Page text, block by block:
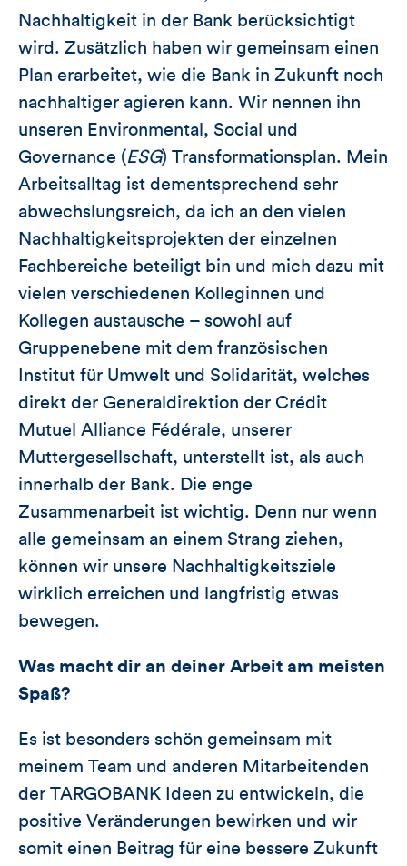
Nachhaltigkeit in der Bank berücksichtigt
wird. Zusätzlich haben wir gemeinsam einen
Plan erarbeitet, wie die Bank in Zukunft noch
nachhaltiger agieren kann. Wir nennen ihn
unseren Environmental, Social und
Governance (ESG) Transformationsplan. Mein
Arbeitsalltag ist dementsprechend sehr
abwechslungsreich, da ich an den vielen
Nachhaltigkeitsprojekten der einzelnen
Fachbereiche beteiligt bin und mich dazu mit
vielen verschiedenen Kolleginnen und
Kollegen austausche – sowohl auf
Gruppenebene mit dem französischen
Institut für Umwelt und Solidarität, welches
direkt der Generaldirektion der Crédit
Mutuel Alliance Fédérale, unserer
Muttergesellschaft, unterstellt ist, als auch
innerhalb der Bank. Die enge
Zusammenarbeit ist wichtig. Denn nur wenn
alle gemeinsam an einem Strang ziehen,
können wir unsere Nachhaltigkeitsziele
wirklich erreichen und langfristig etwas
bewegen.
Was macht dir an deiner Arbeit am meisten
Spaß?
Es ist besonders schön gemeinsam mit
meinem Team und anderen Mitarbeitenden
der TARGOBANK Ideen zu entwickeln, die
positive Veränderungen bewirken und wir
somit einen Beitrag für eine bessere Zukunft